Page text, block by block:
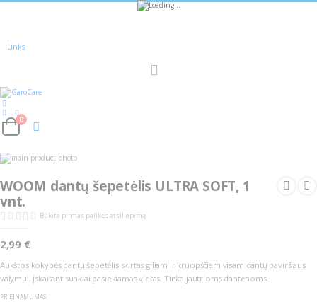
nuolaidas
Links
Cart
0
Skip
to
end
the
Skip
beginning
images
WOOM dantų šepetėlis ULTRA SOFT, 1
vnt.
Būkite pirmas palikęs atsiliepimą
2,99 €
Aukštos kokybės dantų šepetėlis skirtas giliam ir kruopščiam visam dantų paviršiaus
valymui, įskaitant sunkiai pasiekiamas vietas. Tinka jautrioms dantenoms.
PRIEINAMUMAS: